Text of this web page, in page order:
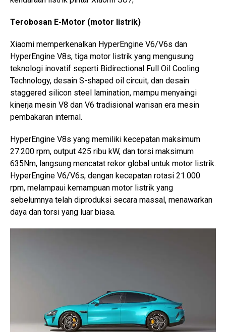
Terobosan E-Motor (motor listrik)
Xiaomi memperkenalkan HyperEngine V6/V6s dan
HyperEngine V8s, tiga motor listrik yang mengusung
teknologi inovatif seperti Bidirectional Full Oil Cooling
Technology, desain S-shaped oil circuit, dan desain
staggered silicon steel lamination, mampu menyaingi
kinerja mesin V8 dan V6 tradisional warisan era mesin
pembakaran internal.
HyperEngine V8s yang memiliki kecepatan maksimum
27.200 rpm, output 425 ribu kW, dan torsi maksimum
635Nm, langsung mencatat rekor global untuk motor listrik.
HyperEngine V6/V6s, dengan kecepatan rotasi 21.000
rpm, melampaui kemampuan motor listrik yang
sebelumnya telah diproduksi secara massal, menawarkan
daya dan torsi yang luar biasa.